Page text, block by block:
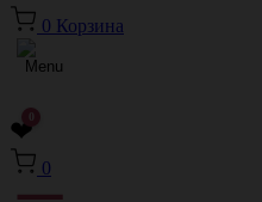
0 Корзина
❤0
0